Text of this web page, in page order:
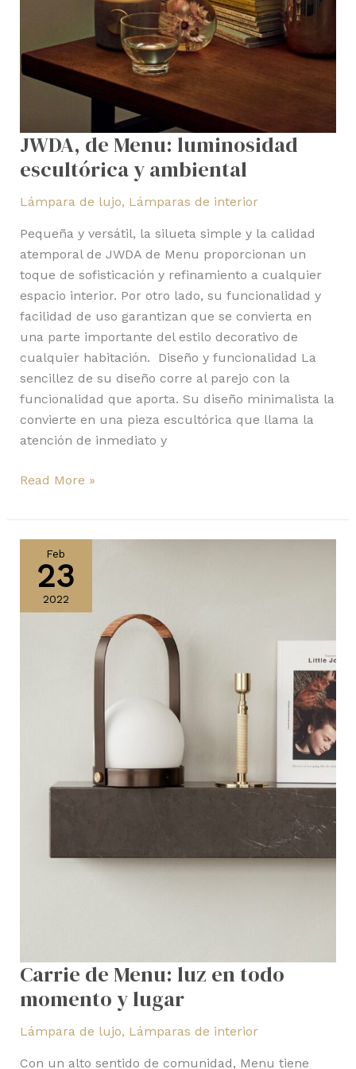
JWDA, de Menu: luminosidad
escultórica y ambiental
Lámpara de lujo, Lámparas de interior
Pequeña y versátil, la silueta simple y la calidad
atemporal de JWDA de Menu proporcionan un
toque de sofisticación y refinamiento a cualquier
espacio interior. Por otro lado, su funcionalidad y
facilidad de uso garantizan que se convierta en
una parte importante del estilo decorativo de
cualquier habitación. Diseño y funcionalidad La
sencillez de su diseño corre al parejo con la
funcionalidad que aporta. Su diseño minimalista la
convierte en una pieza escultórica que llama la
atención de inmediato y
Read More »
Feb
23
2022
Carrie de Menu: luz en todo
momento y lugar
Lámpara de lujo, Lámparas de interior
Con un alto sentido de comunidad, Menu tiene
Menu:
en